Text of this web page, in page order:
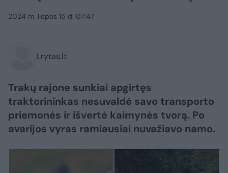
2024 m. liepos 15 d. 07:47
Lrytas.lt
Trakų rajone sunkiai apgirtęs
traktorininkas nesuvaldė savo transporto
priemonės ir išvertė kaimynės tvorą. Po
avarijos vyras ramiausiai nuvažiavo namo.